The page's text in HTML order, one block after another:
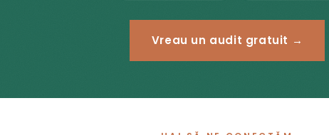
Vreau un audit gratuit →